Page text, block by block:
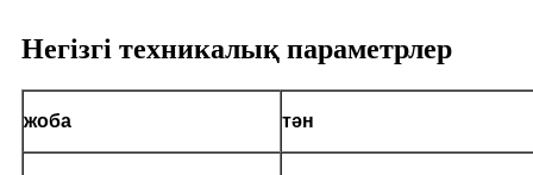
Негізгі техникалық параметрлер
жоба тән